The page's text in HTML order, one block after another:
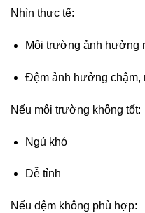
Nhìn thực tế:
Môi trường ảnh hưởng
Đệm ảnh hưởng chậm,
Nếu môi trường không tốt:
Ngủ khó
Dễ tỉnh
Nếu đệm không phù hợp: